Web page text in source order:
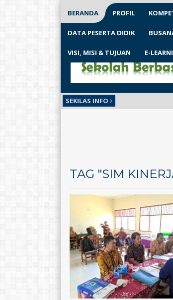
BERANDA PROFIL
DATA PESERTA DIDIK
VISI, MISI & TUJUAN E-
SEKILAS INFO
TAG "SIM